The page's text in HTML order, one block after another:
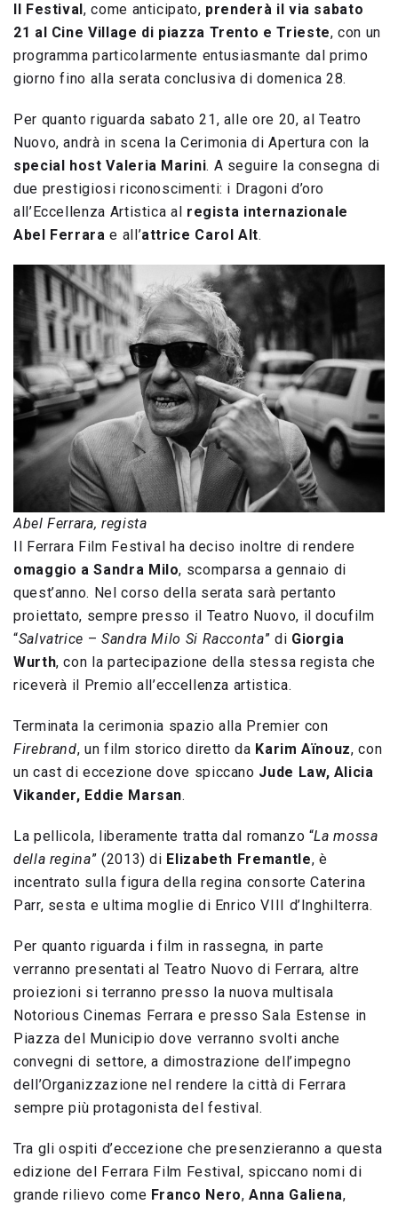
Il Festival, come anticipato, prenderà il via sabato
21 al Cine Village di piazza Trento e Trieste, con un
programma particolarmente entusiasmante dal primo
giorno fino alla serata conclusiva di domenica 28.
Per quanto riguarda sabato 21, alle ore 20, al Teatro
Nuovo, andrà in scena la Cerimonia di Apertura con la
special host Valeria Marini. A seguire la consegna di
due prestigiosi riconoscimenti: i Dragoni d’oro
all’Eccellenza Artistica al regista internazionale
Abel Ferrarae all’attrice Carol Alt.
Abel Ferrara, regista
Il Ferrara Film Festival ha deciso inoltre di rendere
omaggio a Sandra Milo, scomparsa a gennaio di
quest’anno. Nel corso della serata sarà pertanto
proiettato, sempre presso il Teatro Nuovo, il docufilm
“Salvatrice – Sandra Milo Si Racconta” di Giorgia
Wurth, con la partecipazione della stessa regista che
riceverà il Premio all’eccellenza artistica.
Terminata la cerimonia spazio alla Premier con
Firebrand, un film storico diretto da Karim Aïnouz, con
un cast di eccezione dove spiccano Jude Law, Alicia
Vikander, Eddie Marsan.
La pellicola, liberamente tratta dal romanzo “La mossa
della regina” (2013) di Elizabeth Fremantle, è
incentrato sulla figura della regina consorte Caterina
Parr, sesta e ultima moglie di Enrico VIII d’Inghilterra.
Per quanto riguarda i film in rassegna, in parte
verranno presentati al Teatro Nuovo di Ferrara, altre
proiezioni si terranno presso la nuova multisala
Notorious Cinemas Ferrara e presso Sala Estense in
Piazza del Municipio dove verranno svolti anche
convegni di settore, a dimostrazione dell’impegno
dell’Organizzazione nel rendere la città di Ferrara
sempre più protagonista del festival.
Tra gli ospiti d’eccezione che presenzieranno a questa
edizione del Ferrara Film Festival, spiccano nomi di
grande rilievo come Franco Nero,Anna Galiena,